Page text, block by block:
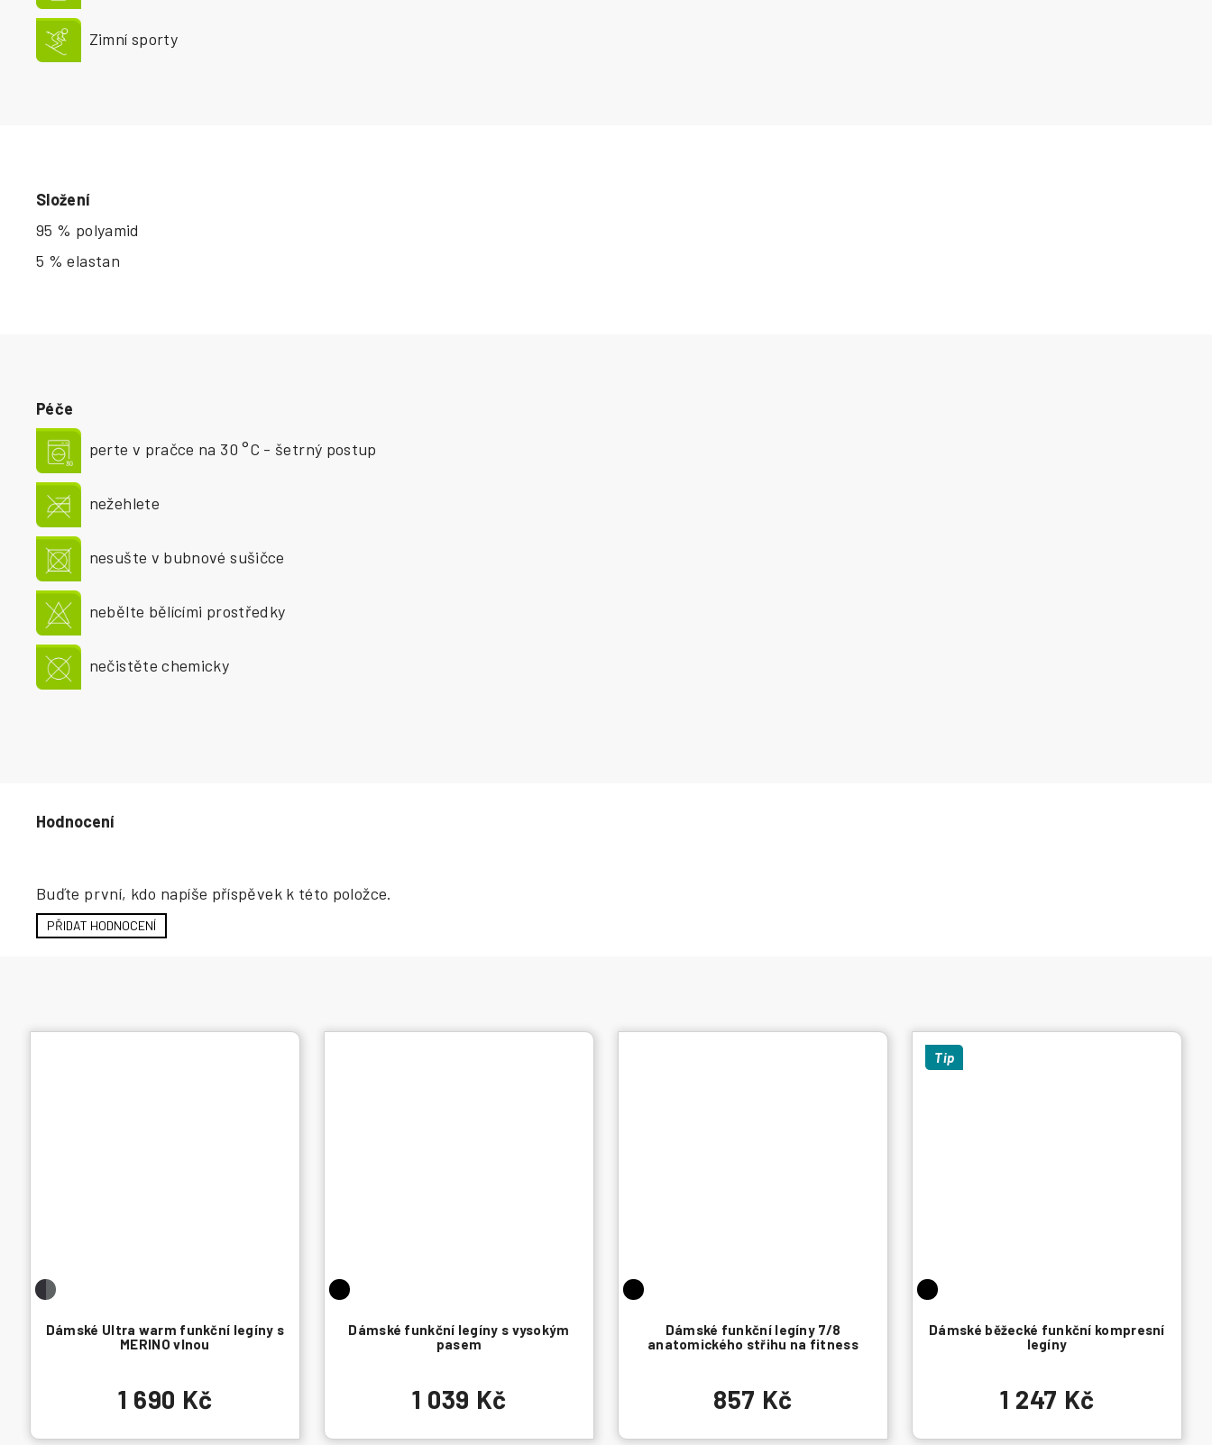
Dámské Ultra warm funkční legíny s
MERINO vlnou
1 690 Kč
Dámské funkční legíny s vysokým
pasem
1 039 Kč
Dámské funkční legíny 7/8
anatomického střihu na fitness
857 Kč
Tip
Dámské běžecké funkční kompresní
legíny
1 247 Kč
Buďte první, kdo napíše příspěvek k této položce.
PŘIDAT HODNOCENÍ
Péče
perte v pračce na 30 °C - šetrný postup
nežehlete
nesušte v bubnové sušičce
nebělte bělícími prostředky
nečistěte chemicky
Složení
95 % polyamid
5 % elastan
Zimní sporty